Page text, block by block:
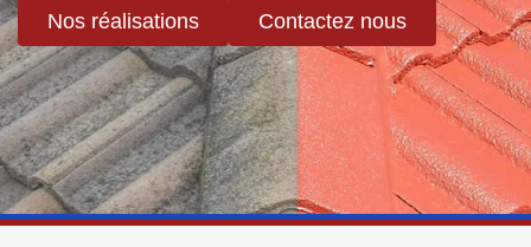
Nos réalisations Contactez nous